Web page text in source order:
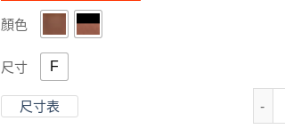
顏色
尺寸 F
尺寸表